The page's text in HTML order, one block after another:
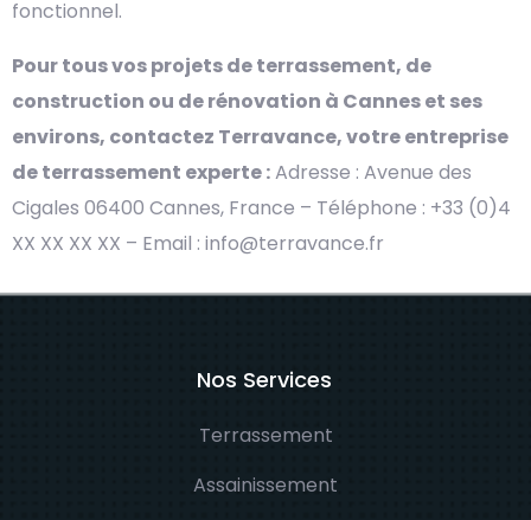
fonctionnel.
Pour tous vos projets de terrassement, de
construction ou de rénovation à Cannes et ses
environs, contactez Terravance, votre entreprise
de terrassement experte :Adresse : Avenue des
Cigales 06400 Cannes, France – Téléphone : +33 (0)4
XX XX XX XX – Email : info@terravance.fr
Nos Services
Terrassement
Assainissement